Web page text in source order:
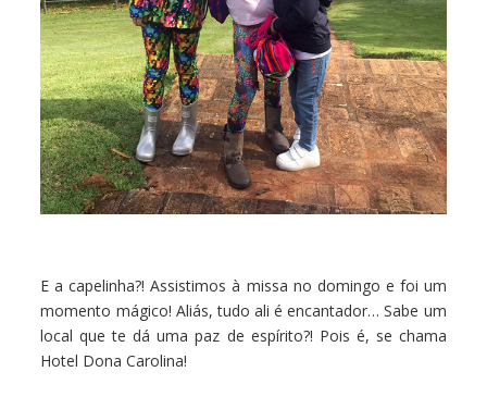
E a capelinha?! Assistimos à missa no domingo e foi um
momento mágico! Aliás, tudo ali é encantador… Sabe um
local que te dá uma paz de espírito?! Pois é, se chama
Hotel Dona Carolina!